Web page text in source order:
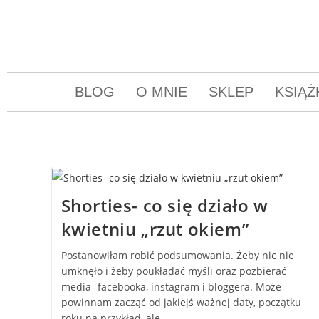
BLOG O MNIE SKLEP
Shorties- co się działo w
kwietniu „rzut okiem”
Postanowiłam robić podsumowania. Żeby nic nie
umknęło i żeby poukładać myśli oraz pozbierać
media- facebooka, instagram i bloggera. Może
powinnam zacząć od jakiejś ważnej daty, początku